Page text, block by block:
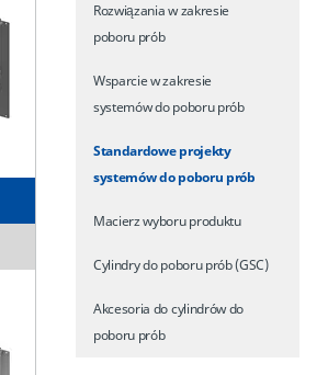
Rozwiązania w zakresie
poboru prób
Wsparcie w zakresie
systemów do poboru prób
Standardowe projekty
systemów do poboru prób
Macierz wyboru produktu
Cylindry do poboru prób (GSC)
Akcesoria do cylindrów do
poboru prób